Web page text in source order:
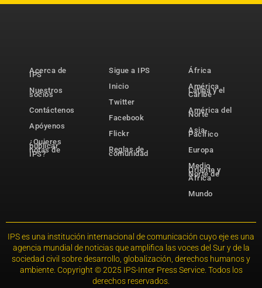
Acerca de
IPS
Nuestros
socios
Contáctenos
Apóyenos
¿Quieres
publicar
notas de
IPS?
Sigue a IPS
Inicio
Twitter
Facebook
Flickr
Reglas de
comunidad
África
América
Latina y el
Caribe
América del
Norte
Asia-
Pacífico
Europa
Medio
Oriente y
Norte de
África
Mundo
IPS es una institución internacional de comunicación cuyo eje es una
agencia mundial de noticias que amplifica las voces del Sur y de la
sociedad civil sobre desarrollo, globalización, derechos humanos y
ambiente. Copyright © 2025 IPS-Inter Press Service. Todos los
derechos reservados.